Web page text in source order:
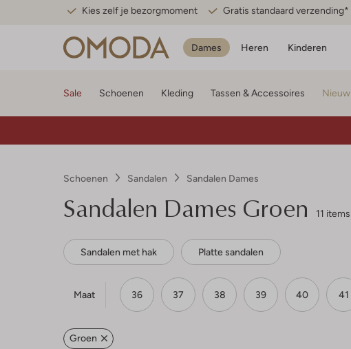
Kies zelf je bezorgmoment Gratis standaard verzending*
Dames Heren Kinderen
Sale Schoenen Kleding Tassen & Accessoires Nieuw
Schoenen Sandalen Sandalen Dames
Sandalen Dames Groen 11 items
Sandalen met hak Platte sandalen
Maat 36 37 38 39 40 41
Groen